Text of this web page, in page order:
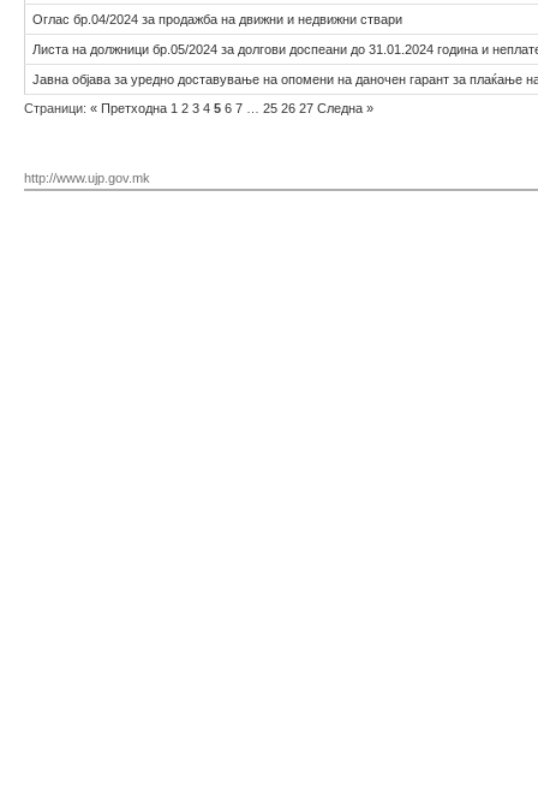
Оглас бр.04/2024 за продажба на движни и недвижни ствари
Листа на должници бр.05/2024 за долгови доспеани до 31.01.2024 година и
Јавна објава за уредно доставување на опомени на даночен гарант за плаќање
Страници: « Претходна 1 2 3 4 5 6 7 25 26 27 Следна »
http://www.ujp.gov.mk